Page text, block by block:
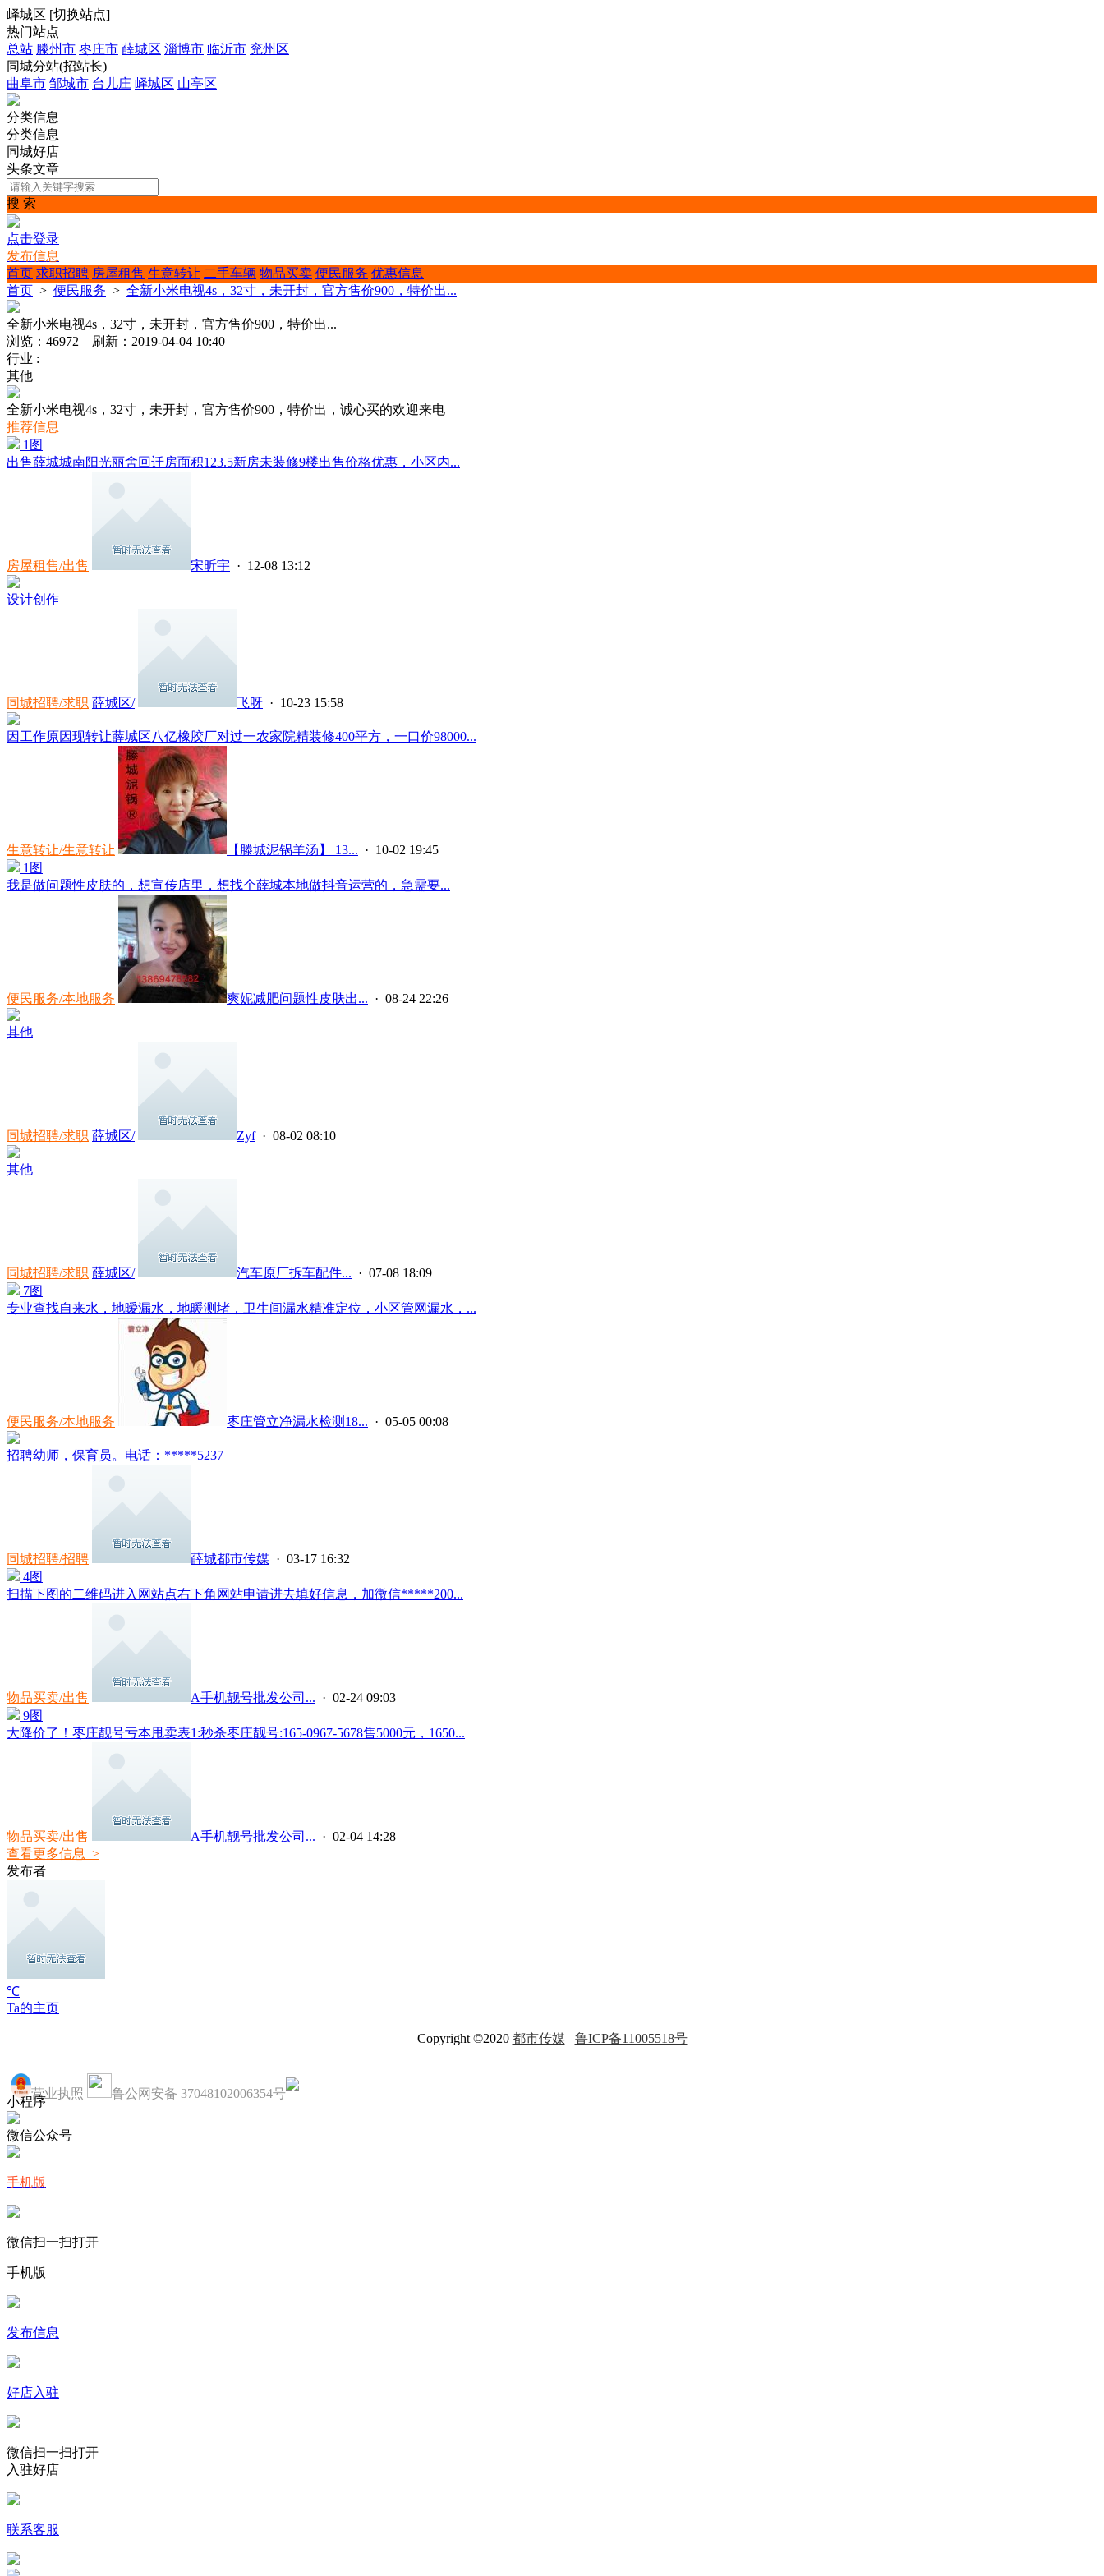
峄城区 [切换站点]
热门站点
总站 滕州市 枣庄市 薛城区 淄博市 临沂市 兖州区
同城分站(招站长)
曲阜市 邹城市 台儿庄 峄城区 山亭区
分类信息
分类信息
同城好店
头条文章
搜 索
点击登录
发布信息
首页 求职招聘 房屋租售 生意转让 二手车辆 物品买卖 便民服务 优惠信息
首页 > 便民服务 > 全新小米电视4s，32寸，未开封，官方售价900，特价出...
全新小米电视4s，32寸，未开封，官方售价900，特价出...
浏览：46972 刷新：2019-04-04 10:40
行业 :
其他
全新小米电视4s，32寸，未开封，官方售价900，特价出，诚心买的欢迎来电
推荐信息
1图
出售薛城城南阳光丽舍回迁房面积123.5新房未装修9楼出售价格优惠，小区内...
房屋租售/出售 宋昕宇 · 12-08 13:12
设计创作
同城招聘/求职 薛城区/ 飞呀 · 10-23 15:58
因工作原因现转让薛城区八亿橡胶厂对过一农家院精装修400平方，一口价98000...
生意转让/生意转让 【滕城泥锅羊汤】 13... · 10-02 19:45
1图
我是做问题性皮肤的，想宣传店里，想找个薛城本地做抖音运营的，急需要...
便民服务/本地服务 爽妮减肥问题性皮肤出... · 08-24 22:26
其他
同城招聘/求职 薛城区/ Zyf · 08-02 08:10
其他
同城招聘/求职 薛城区/ 汽车原厂拆车配件... · 07-08 18:09
7图
专业查找自来水，地暧漏水，地暖测堵，卫生间漏水精准定位，小区管网漏水，...
便民服务/本地服务 枣庄管立净漏水检测18... · 05-05 00:08
招聘幼师，保育员。电话：*****5237
同城招聘/招聘 薛城都市传媒 · 03-17 16:32
4图
扫描下图的二维码进入网站点右下角网站申请进去填好信息，加微信*****200...
物品买卖/出售 A手机靓号批发公司... · 02-24 09:03
9图
大降价了！枣庄靓号亏本甩卖表1:秒杀枣庄靓号:165-0967-5678售5000元，1650...
物品买卖/出售 A手机靓号批发公司... · 02-04 14:28
查看更多信息 >
发布者
℃
Ta的主页
Copyright ©2020 都市传媒 鲁ICP备11005518号
营业执照 鲁公网安备 37048102006354号
小程序
微信公众号
手机版
微信扫一扫打开
手机版
发布信息
好店入驻
微信扫一扫打开
入驻好店
联系客服